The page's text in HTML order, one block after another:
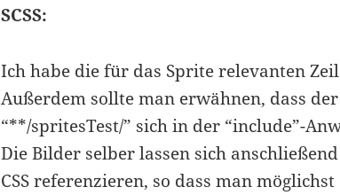
SCSS:
Ich habe die für das Sprite relevanten
Außerdem sollte man erwähnen, dass
“**/spritesTest/” sich in der “include”-
Die Bilder selber lassen sich
CSS referenzieren, so dass man